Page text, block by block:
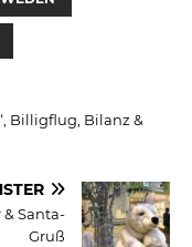
Billigflug, Bilanz &
& Santa-
Gruß